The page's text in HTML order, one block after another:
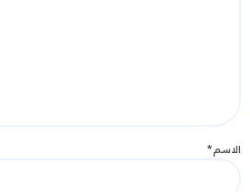
الاسم*